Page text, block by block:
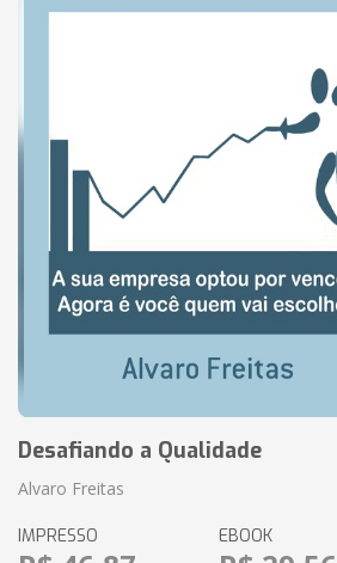
Desafiando a Qualidade
Alvaro Freitas
IMPRESSO EBOOK